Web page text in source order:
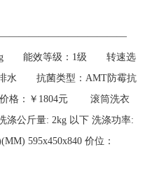
能效等级：1级 转速选
水 抗菌类型：AMT防霉抗
：￥1804元 滚筒洗衣
斤量: 2kg 以下 洗涤功率:
595x450x840 价位：